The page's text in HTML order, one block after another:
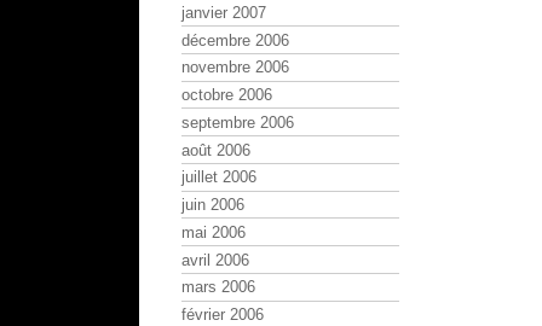
janvier 2007
décembre 2006
novembre 2006
octobre 2006
septembre 2006
août 2006
juillet 2006
juin 2006
mai 2006
avril 2006
mars 2006
février 2006